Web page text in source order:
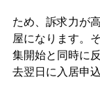
ため、訴求力が
屋になります。
集開始と同時に
去翌日に入居申